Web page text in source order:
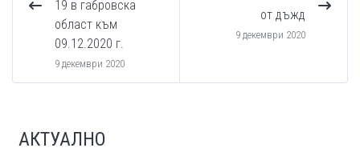
19 в габровска
област към
09.12.2020 г.
9 декември 2020
от дъжд
9 декември 2020
АКТУАЛНО